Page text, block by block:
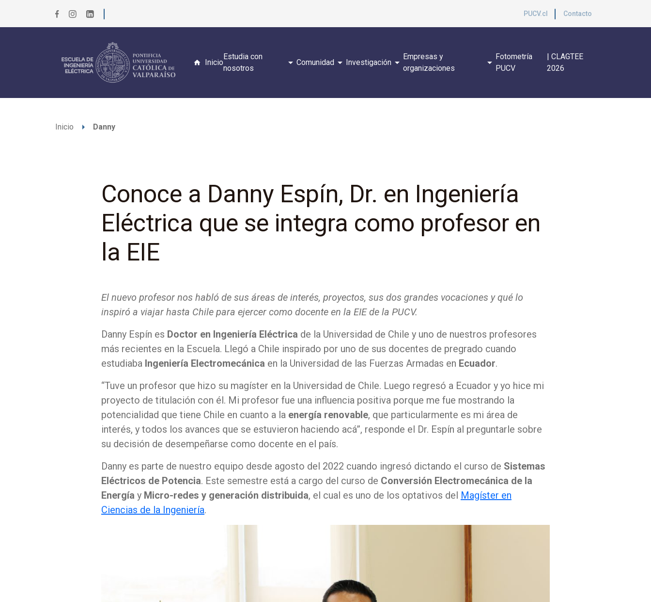
PUCV.cl Contacto
Inicio
Estudia con
nosotros
arrow_drop_down Comunidadarrow_drop_down Investigaciónarrow_drop_down
Empresas y
organizaciones
arrow_drop_down
Fotometría
PUCV
| CLAGTEE
2026
Inicio arrow_right Danny
Conoce a Danny Espín, Dr. en Ingeniería
Eléctrica que se integra como profesor en
la EIE
El nuevo profesor nos habló de sus áreas de interés, proyectos, sus dos grandes vocaciones y qué lo
inspiró a viajar hasta Chile para ejercer como docente en la EIE de la PUCV.
Danny Espín es Doctor en Ingeniería Eléctrica de la Universidad de Chile y uno de nuestros profesores
más recientes en la Escuela. Llegó a Chile inspirado por uno de sus docentes de pregrado cuando
estudiaba Ingeniería Electromecánica en la Universidad de las Fuerzas Armadas en Ecuador.
“Tuve un profesor que hizo su magíster en la Universidad de Chile. Luego regresó a Ecuador y yo hice mi
proyecto de titulación con él. Mi profesor fue una influencia positiva porque me fue mostrando la
potencialidad que tiene Chile en cuanto a la energía renovable, que particularmente es mi área de
interés, y todos los avances que se estuvieron haciendo acá”, responde el Dr. Espín al preguntarle sobre
su decisión de desempeñarse como docente en el país.
Danny es parte de nuestro equipo desde agosto del 2022 cuando ingresó dictando el curso de Sistemas
Eléctricos de Potencia. Este semestre está a cargo del curso de Conversión Electromecánica de la
Energía y Micro-redes y generación distribuida, el cual es uno de los optativos del Magíster en
Ciencias de la Ingeniería.